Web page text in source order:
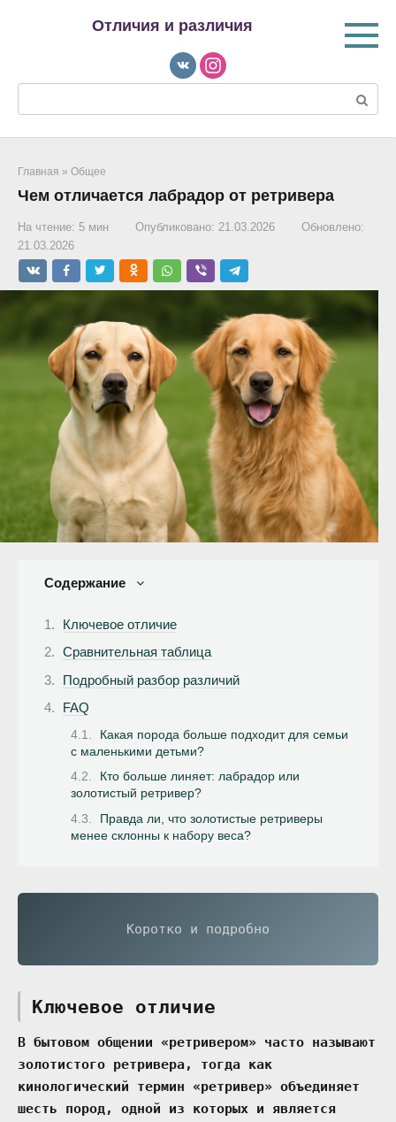
Отличия и различия
Главная » Общее
Чем отличается лабрадор от ретривера
На чтение: 5 мин Опубликовано: 21.03.2026
Обновлено:
21.03.2026
Содержание
Ключевое отличие
Сравнительная таблица
Подробный разбор различий
FAQ
Какая порода больше подходит для семьи
с маленькими детьми?
Кто больше линяет: лабрадор или
золотистый ретривер?
Правда ли, что золотистые ретриверы
менее склонны к набору веса?
Коротко и подробно
Ключевое отличие
В бытовом общении «ретривером» часто называют
золотистого ретривера, тогда как
кинологический термин «ретривер» объединяет
шесть пород, одной из которых и является